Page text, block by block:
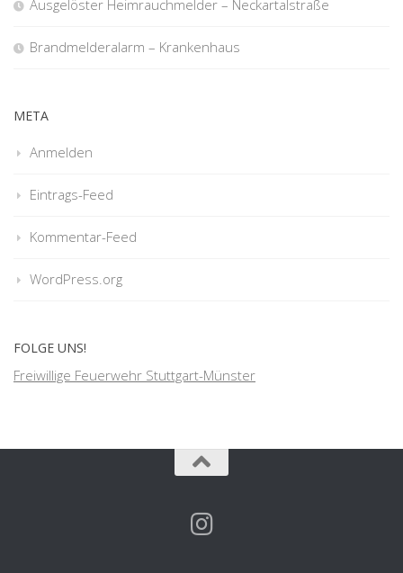
Ausgelöster Heimrauchmelder – Neckartalstraße
Brandmelderalarm – Krankenhaus
META
Anmelden
Eintrags-Feed
Kommentar-Feed
WordPress.org
FOLGE UNS!
Freiwillige Feuerwehr Stuttgart-Münster